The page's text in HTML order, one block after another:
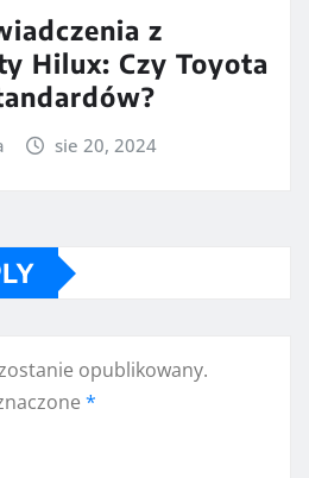
z
Hilux: Czy Toyota
sie 20, 2024
opublikowany.
*